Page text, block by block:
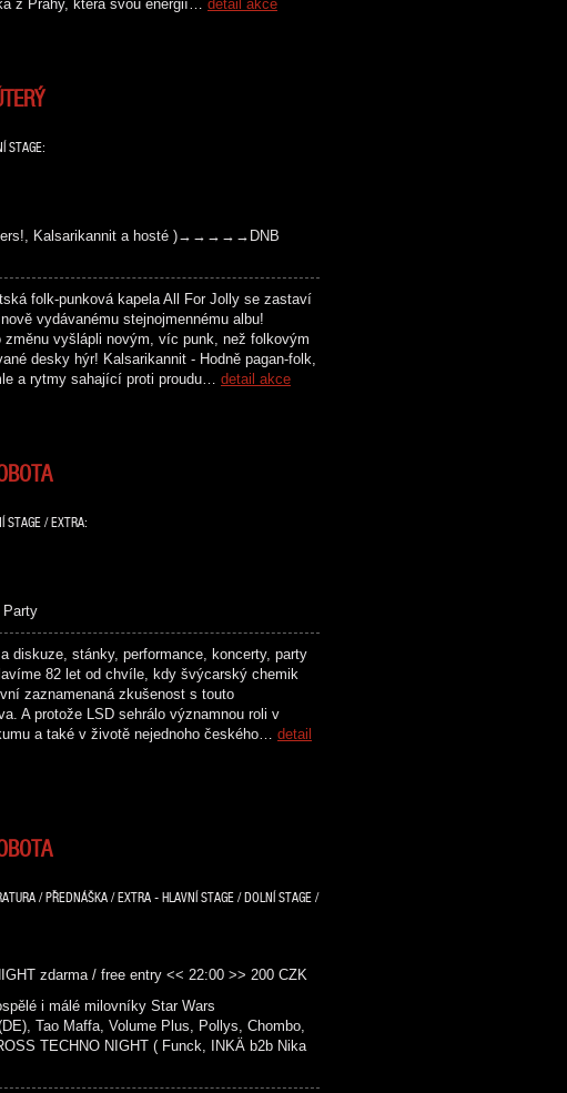
z Prahy, která svou energií… detail akce
STAGE:
Kalsarikannit a hosté )→→→→→DNB
folk-punková kapela All For Jolly se zastaví
vydávanému stejnojmennému albu!
vyšlápli novým, víc punk, než folkovým
desky hýr! Kalsarikannit - Hodně pagan-folk,
a rytmy sahající proti proudu… detail akce
STAGE / EXTRA:
Party
diskuze, stánky, performance, koncerty, party
82 let od chvíle, kdy švýcarský chemik
zaznamenaná zkušenost s touto
A protože LSD sehrálo významnou roli v
a také v životě nejednoho českého… detail
/ PŘEDNÁŠKA / EXTRA - HLAVNÍ STAGE / DOLNÍ STAGE /
zdarma / free entry << 22:00 >> 200 CZK
i málé milovníky Star Wars
Tao Maffa, Volume Plus, Pollys, Chombo,
TECHNO NIGHT ( Funck, INKÄ b2b Nika